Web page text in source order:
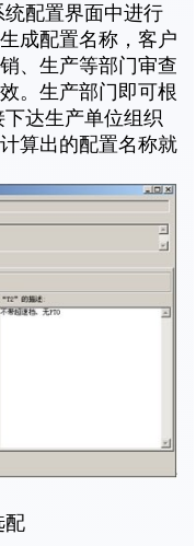
配置界面中进行
成配置名称，客户
、生产等部门审查
。生产部门即可根
达生产单位组织
算出的配置名称就